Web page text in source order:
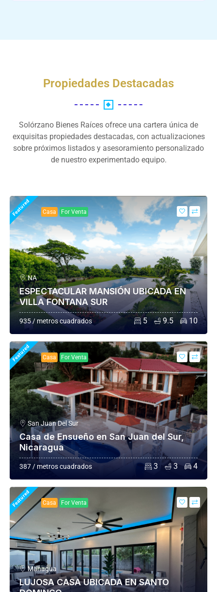
Propiedades Destacadas
Solórzano Bienes Raíces ofrece una cartera única de
exquisitas propiedades destacadas, con actualizaciones
sobre próximos listados y asesoramiento personalizado
de nuestro experimentado equipo.
Featured Casa For Venta
NA
ESPECTACULAR MANSIÓN UBICADA EN
VILLA FONTANA SUR
935 / metros cuadrados 5 9.5 10
Featured Casa For Venta
San Juan Del Sur
Casa de Ensueño en San Juan del Sur,
Nicaragua
387 / metros cuadrados 3 3 4
Featured Casa For Venta
Managua
LUJOSA CASA UBICADA EN SANTO